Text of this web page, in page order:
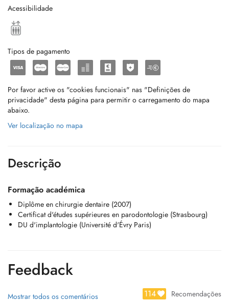
Acessibilidade
Tipos de pagamento
Por favor active os "cookies funcionais" nas "Definições de
privacidade" desta página para permitir o carregamento do mapa
abaixo.
Ver localização no mapa
Descrição
Formação académica
Diplôme en chirurgie dentaire (2007)
Certificat d'études supérieures en parodontologie (Strasbourg)
DU d'implantologie (Université d'Évry Paris)
Feedback
Mostrar todos os comentários 114 Recomendações